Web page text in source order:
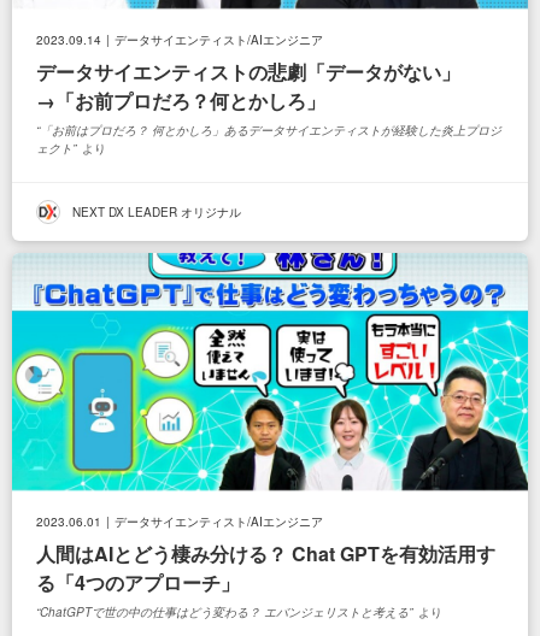
データサイエンティストの悲劇「データがない」
→「お前プロだろ？何とかしろ」
「お前はプロだろ？ 何とかしろ」あるデータサイエンティストが経験した炎上プロジ
ェクト
より
2023.09.14 データサイエンティスト/AIエンジニア
NEXT DX LEADER オリジナル
人間はAIとどう棲み分ける？ Chat GPTを有効活用す
る「4つのアプローチ」
ChatGPTで世の中の仕事はどう変わる？ エバンジェリストと考える より
2023.06.01 データサイエンティスト/AIエンジニア